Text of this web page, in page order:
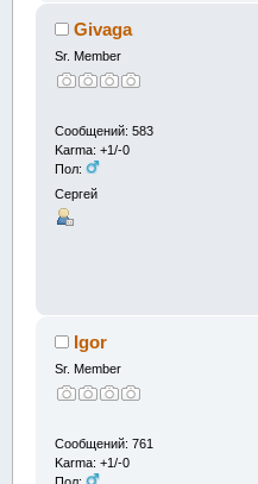
Givaga
Sr. Member
Сообщений: 583
Karma: +1/-0
Пол:
Сергей
Igor
Sr. Member
Сообщений: 761
Karma: +1/-0